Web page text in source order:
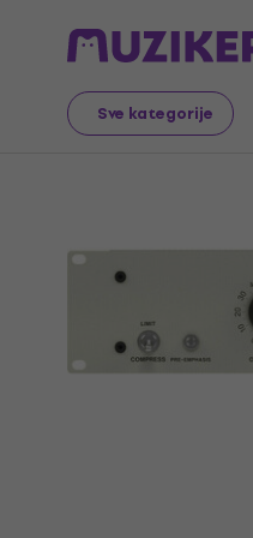
Sve kategorije
Muzički instrumenti
Prodaja je završena